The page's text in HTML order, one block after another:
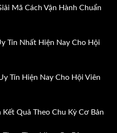
Mã Cách Vận Hành Chuẩn
Tín Nhất Hiện Nay Cho Hội
Tín Hiện Nay Cho Hội Viên
Quả Theo Chu Kỳ Cơ Bản